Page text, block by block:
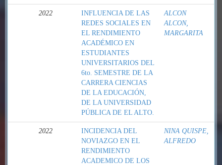
2022
INFLUENCIA DE LAS
REDES SOCIALES EN
EL RENDIMIENTO
ACADÉMICO EN
ESTUDIANTES
UNIVERSITARIOS DEL
6to. SEMESTRE DE LA
CARRERA CIENCIAS
DE LA EDUCACIÓN,
DE LA UNIVERSIDAD
PÚBLICA DE EL ALTO.
ALCON
ALCON,
MARGARITA
2022
INCIDENCIA DEL
NOVIAZGO EN EL
RENDIMIENTO
ACADEMICO DE LOS
NINA QUISPE,
ALFREDO